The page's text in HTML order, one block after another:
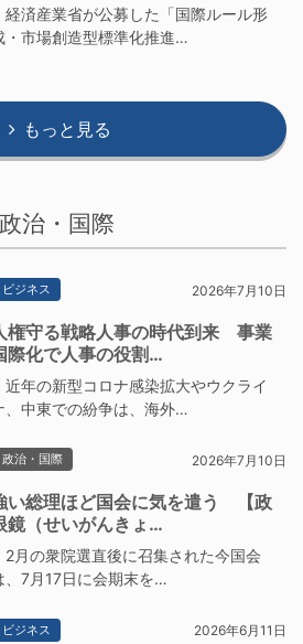
経済産業省が公募した「国際ルール形
・市場創造型標準化推進…
もっと見る
政治・国際
ビジネス 2026年7月10日
権守る戦略人事の時代到来 事業
際化で人事の役割…
近年の新型コロナ感染拡大やウクライ
、中東での紛争は、海外…
政治・国際 2026年7月10日
い総理ほど国会に気を遣う 【政
鏡（せいがんきょ…
2月の衆院選直後に召集された今国会
、7月17日に会期末を…
ビジネス 2026年6月11日